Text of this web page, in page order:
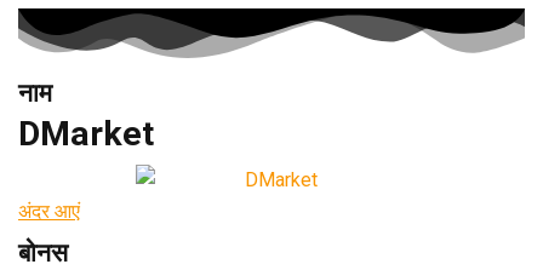
नाम
DMarket
अंदर आएं
बोनस